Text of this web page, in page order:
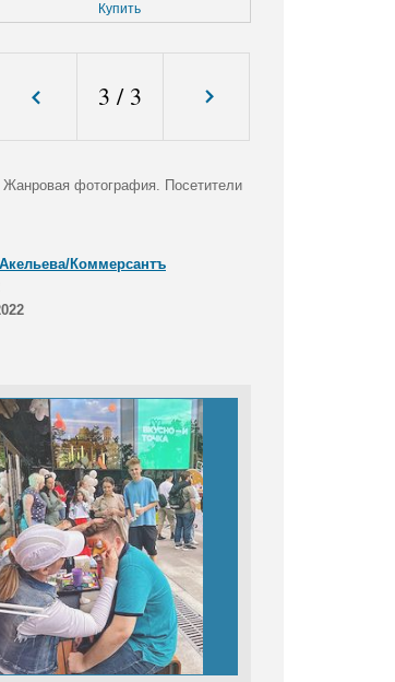
Купить
3 / 3
фотография. Посетители
Коммерсантъ